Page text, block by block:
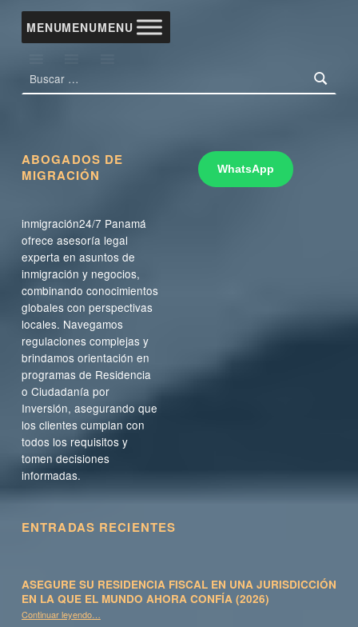
MENUMENUMENU
ABOGADOS DE
MIGRACIÓN
inmigración24/7 Panamá
ofrece asesoría legal
experta en asuntos de
inmigración y negocios,
combinando conocimientos
globales con perspectivas
locales. Navegamos
regulaciones complejas y
brindamos orientación en
programas de Residencia
o Ciudadanía por
Inversión, asegurando que
los clientes cumplan con
todos los requisitos y
tomen decisiones
informadas.
WhatsApp
ENTRADAS RECIENTES
ASEGURE SU RESIDENCIA FISCAL EN UNA JURISDICCIÓN
EN LA QUE EL MUNDO AHORA CONFÍA (2026)
Continuar leyendo“Asegure su residencia fiscal en una jurisdicción en la que el mundo ahora confía (2026)”
…